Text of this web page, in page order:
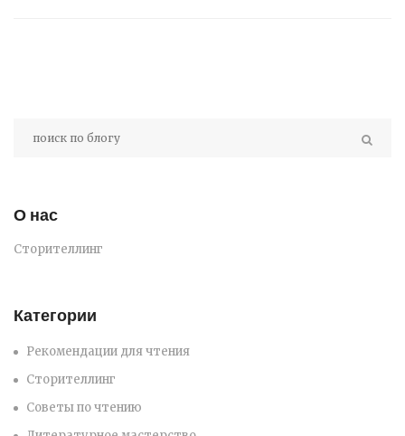
О нас
Сторителлинг
Категории
Рекомендации для чтения
Сторителлинг
Советы по чтению